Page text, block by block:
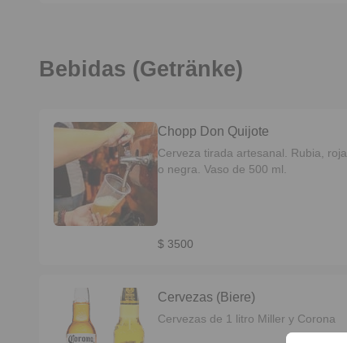
Bebidas (Getränke)
Chopp Don Quijote
Cerveza tirada artesanal. Rubia, roja
o negra. Vaso de 500 ml.
$ 3500
Cervezas (Biere)
Cervezas de 1 litro Miller y Corona